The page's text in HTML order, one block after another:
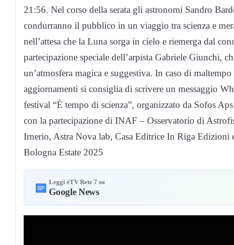
21:56. Nel corso della serata gli astronomi Sandro
condurranno il pubblico in un viaggio tra scienza e
nell’attesa che la Luna sorga in cielo e riemerga dal
partecipazione speciale dell’arpista Gabriele Giunchi,
un’atmosfera magica e suggestiva. In caso di
aggiornamenti si consiglia di scrivere un messaggio
festival “È tempo di scienza”, organizzato da Sofos
con la partecipazione di INAF – Osservatorio di
Irnerio, Astra Nova lab, Casa Editrice In Riga
Bologna Estate 2025
Leggi èTV Rete 7 su
Google News